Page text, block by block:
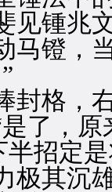
见锺兆
马镫，
格，右
了，
半招定
极其沉